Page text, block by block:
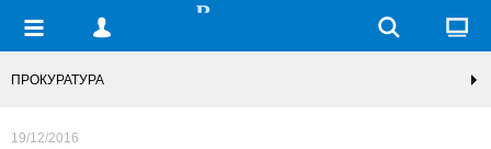
ПРОКУРАТУРА
19/12/2016